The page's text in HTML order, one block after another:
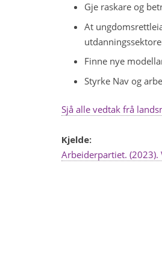
Gje raskare og
At
Finne nye
Styrke Nav og
Sjå alle vedtak frå
Kjelde:
Arbeiderpartiet.